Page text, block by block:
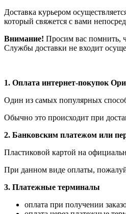
Доставка курьером
который свяжется с вами
Внимание! Просим вас помнить,
Службы доставки не входит
1. Оплата интернет-покупок
Один из самых популярных
Обычно это происходит при
2. Банковским платежом или
Пластиковой картой на
При данном виде оплаты,
3. Платежные терминалы
оплата при получении